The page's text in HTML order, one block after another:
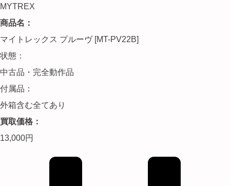
MYTREX
商品名：
マイトレックス プルーヴ [MT-PV22B]
状態：
中古品・完全動作品
付属品：
外箱含む全てあり
買取価格：
13,000円